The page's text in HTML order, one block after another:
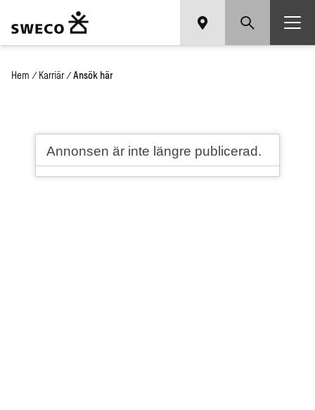
Hem / Karriär / Ansök här